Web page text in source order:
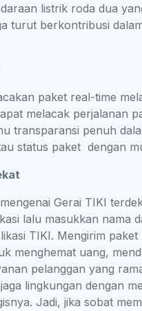
listrik roda dua
turut berkontribusi
paket real-time
melacak perjalanan
transparansi penuh
status paket dengan
Gerai TIKI
lalu masukkan nama
TIKI. Mengirim
menghemat uang,
pelanggan yang
lingkungan dengan
Jadi, jika sobat